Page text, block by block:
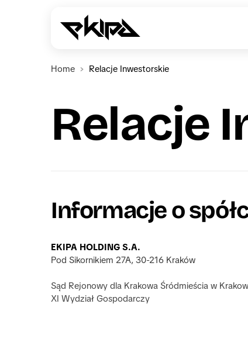
Home Relacje Inwestorskie
Relacje
Informacje o
EKIPA HOLDING S.A.
Pod Sikornikiem 27A, 30-216 Kraków
Sąd Rejonowy dla Krakowa Śródmieścia w
XI Wydział Gospodarczy